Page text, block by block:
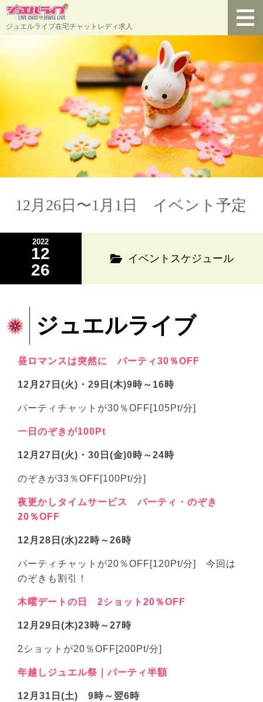
ジュエルライブ在宅チャットレディ求人
12月26日〜1月1日 イベント予定
2022
12
26
イベントスケジュール
ジュエルライブ
昼ロマンスは突然に パーティ30％OFF
12月27日(火)・29日(木)9時～16時
パーティチャットが30％OFF[105Pt/分]
一日のぞきが100Pt
12月27日(火)・30日(金)0時～24時
のぞきが33％OFF[100Pt/分]
夜更かしタイムサービス パーティ・のぞき
20％OFF
12月28日(水)22時～26時
パーティチャットが20％OFF[120Pt/分] 今回は
のぞきも割引！
木曜デートの日 2ショット20％OFF
12月29日(木)23時～27時
2ショットが20％OFF[200Pt/分]
年越しジュエル祭｜パーティ半額
12月31日(土) 9時～翌6時